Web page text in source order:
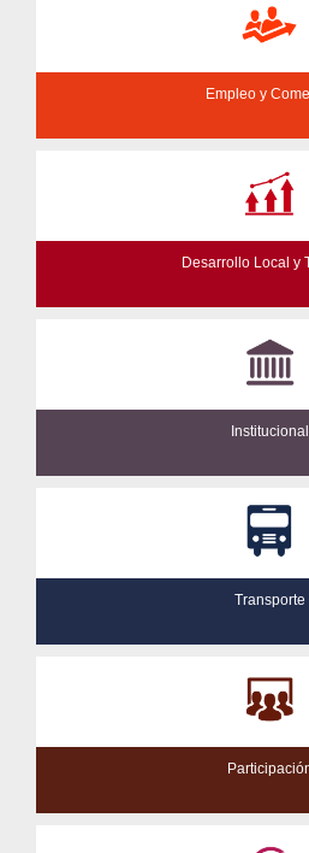
Empleo y
Desarrollo Local y
Institucional
Transporte